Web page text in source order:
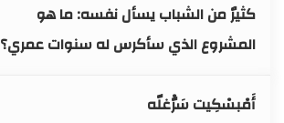
كثيرٌ من الشباب يسأل نفسه: ما هو
المشروع الذي سأكرس له سنوات عمري؟
أَمْبسْكِيت سَرّْغلّه